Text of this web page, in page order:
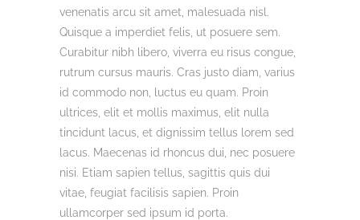
venenatis arcu sit amet, malesuada nisl.
Quisque a imperdiet felis, ut posuere sem.
Curabitur nibh libero, viverra eu risus congue,
rutrum cursus mauris. Cras justo diam, varius
id commodo non, luctus eu quam. Proin
ultrices, elit et mollis maximus, elit nulla
tincidunt lacus, et dignissim tellus lorem sed
lacus. Maecenas id rhoncus dui, nec posuere
nisi. Etiam sapien tellus, sagittis quis dui
vitae, feugiat facilisis sapien. Proin
ullamcorper sed ipsum id porta.